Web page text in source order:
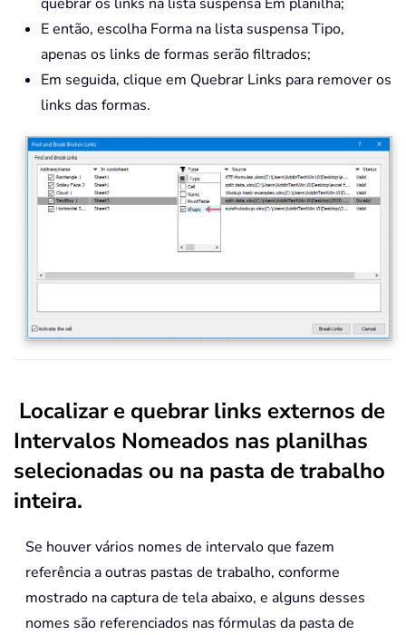
E então, escolha Forma na lista suspensa Tipo,
apenas os links de formas serão filtrados;
Em seguida, clique em Quebrar Links para remover os
links das formas.
Localizar e quebrar links externos de
Intervalos Nomeados nas planilhas
selecionadas ou na pasta de trabalho
inteira.
Se houver vários nomes de intervalo que fazem
referência a outras pastas de trabalho, conforme
mostrado na captura de tela abaixo, e alguns desses
nomes são referenciados nas fórmulas da pasta de